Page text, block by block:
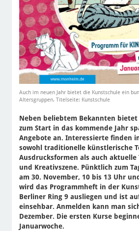
Auch im neuen Jahr bietet die Kunstschule ein
Altersgruppen. Titelseite: Kunstschule
Neben beliebtem Bekannten
zum Start in das kommende Jahr
Angebote an. Interessierte finden
sowohl traditionelle künstlerische
Ausdrucksformen als auch aktuelle
und Kreativszene. Pünktlich zum
am 30. November, 10 bis 13 Uhr
wird das Programmheft in der
Berliner Ring 9 ausliegen und ist
einsehbar. Anmelden kann man
Dezember. Die ersten Kurse
Januarwoche.